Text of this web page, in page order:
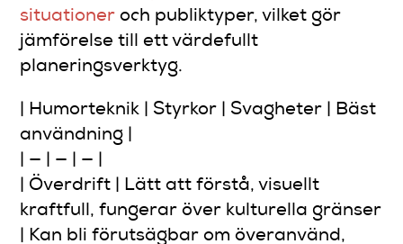
situationer och publiktyper, vilket gör
jämförelse till ett värdefullt
planeringsverktyg.
| Humorteknik | Styrkor | Svagheter | Bäst
användning |
| — | — | — |
| Överdrift | Lätt att förstå, visuellt
kraftfull, fungerar över kulturella gränser
| Kan bli förutsägbar om överanvänd,